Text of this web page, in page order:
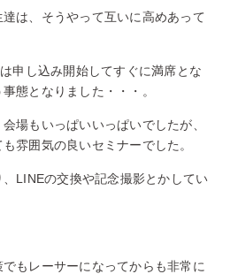
は、そうやって互いに高めあって
申し込み開始してすぐに満席とな
態となりました・・・。
場もいっぱいいっぱいでしたが、
雰囲気の良いセミナーでした。
LINEの交換や記念撮影とかしてい
もレーサーになってからも非常に